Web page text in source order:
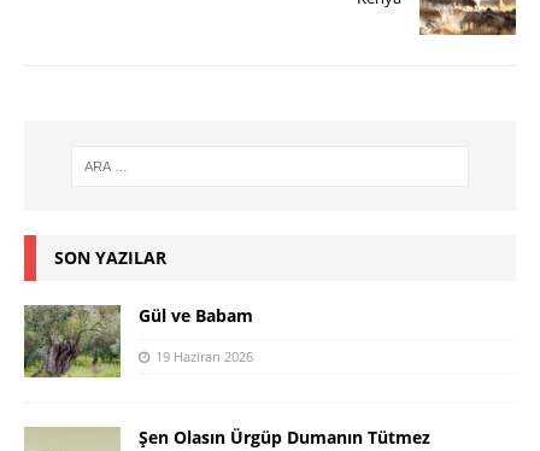
SON YAZILAR
Gül ve Babam
19 Haziran 2026
Şen Olasın Ürgüp Dumanın Tütmez